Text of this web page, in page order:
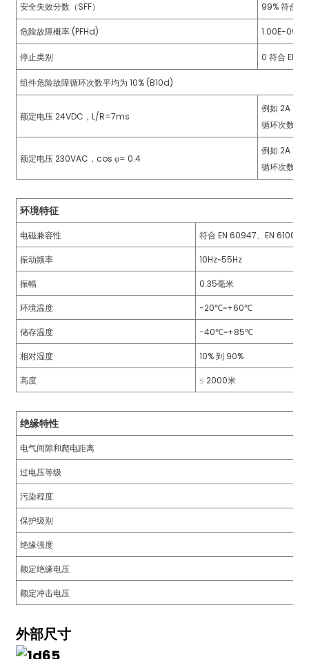
安全失效分数（SFF） 99% 符合
危险故障概率 (PFHd) 1.00E-09 /h
停止类别 0 符合 EN
组件危险故障循环次数平均为 10% (B10d)
额定电压 24VDC，L/R=7ms
例如 2A 1A
循环次数
额定电压 230VAC，cos φ= 0.4
例如 2A 1A
循环次数
环境特征
电磁兼容性 符合 EN 60947、EN
振动频率 10Hz~55Hz
振幅 0.35毫米
环境温度 -20℃~+60℃
储存温度 -40℃~+85℃
相对湿度 10% 到 90%
高度 ≤ 2000米
绝缘特性
电气间隙和爬电距离
过电压等级
污染程度
保护级别
绝缘强度
额定绝缘电压
额定冲击电压
外部尺寸